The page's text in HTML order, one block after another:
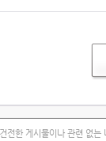
전한 게시물이나 관련 없